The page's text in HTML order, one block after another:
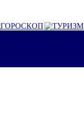
ГОРОСКОП ТУРИЗМ